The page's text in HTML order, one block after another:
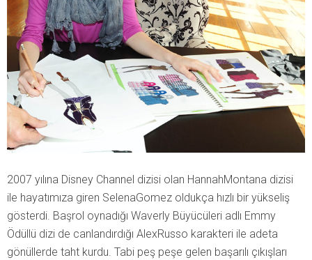
2007 yılına Disney Channel dizisi olan HannahMontana dizisi
ile hayatımıza giren SelenaGomez oldukça hızlı bir yükseliş
gösterdi. Başrol oynadığı Waverly Büyücüleri adlı Emmy
Ödüllü dizi de canlandırdığı AlexRusso karakteri ile adeta
gönüllerde taht kurdu. Tabi peş peşe gelen başarılı çıkışları